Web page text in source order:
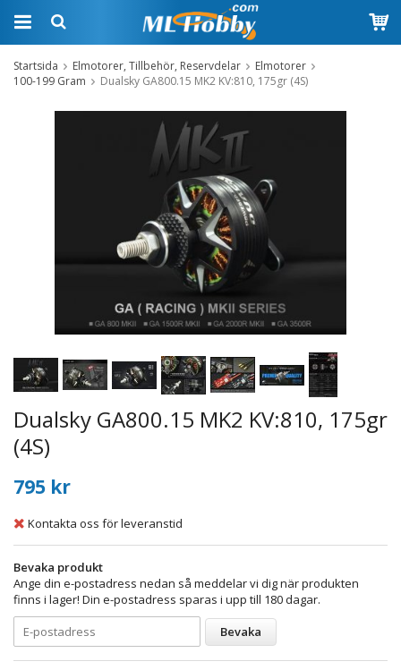
Startsida Elmotorer, Tillbehör, Reservdelar
Elmotorer
100-199 Gram
Dualsky GA800.15 MK2 KV:810, 175gr (4S)
Dualsky GA800.15 MK2 KV:810, 175gr
(4S)
795 kr
Kontakta oss för leveranstid
Bevaka produkt
Ange din e-postadress nedan så meddelar vi dig när produkten
finns i lager! Din e-postadress sparas i upp till 180 dagar.
Bevaka